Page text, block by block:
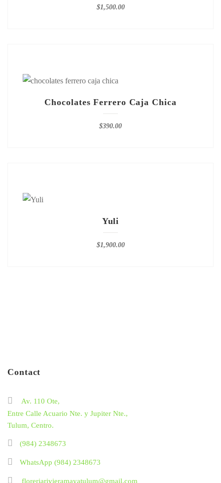
$1,500.00
Chocolates Ferrero Caja Chica
$390.00
Yuli
$1,900.00
Contact
Av. 110 Ote,
Entre Calle Acuario Nte. y Jupiter Nte.,
Tulum, Centro.
(984) 2348673
WhatsApp (984) 2348673
floreriarivieramayatulum@gmail.com